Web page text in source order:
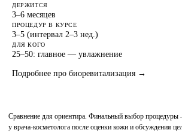
ДЕРЖИТСЯ
3–6 месяцев
ПРОЦЕДУР В КУРСЕ
3–5 (интервал 2–3 нед.)
ДЛЯ КОГО
25–50: главное — увлажнение
Подробнее про биоревитализация →
Сравнение для ориентира. Финальный выбор процедуры
у врача-косметолога после оценки кожи и обсуждения